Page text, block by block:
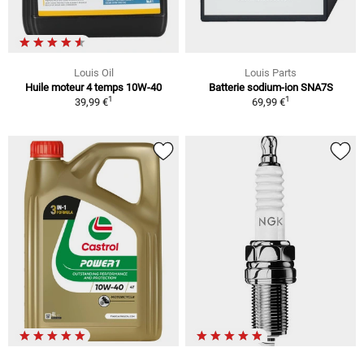
Louis Oil
Huile moteur 4 temps 10W-40
39,99 €1
Louis Parts
Batterie sodium-ion SNA7S
69,99 €1